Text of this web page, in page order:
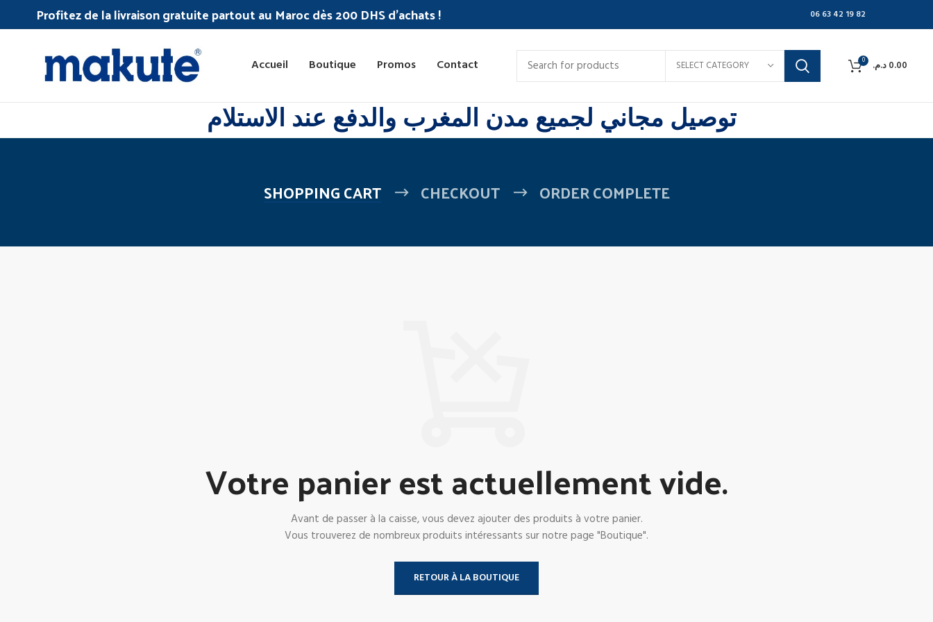
Profitez de la livraison gratuite partout au Maroc dès 200 DHS d'achats ! 06 63 42 19 82
Accueil Boutique Promos Contact SELECT CATEGORY 0 0.00د.م.
توصيل مجاني لجميع مدن المغرب والدفع عند الاستلام
SHOPPING CART CHECKOUT ORDER COMPLETE
Votre panier est actuellement vide.
Avant de passer à la caisse, vous devez ajouter des produits à votre panier.
Vous trouverez de nombreux produits intéressants sur notre page "Boutique".
RETOUR À LA BOUTIQUE